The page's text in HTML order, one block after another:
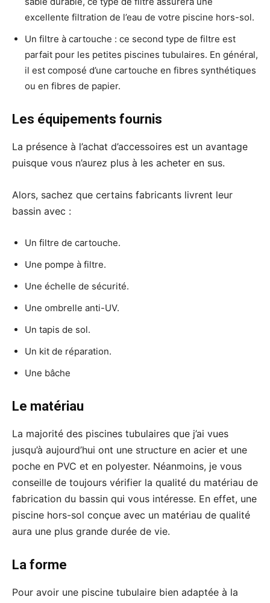
excellente filtration de l’eau de votre piscine hors-sol.
Un filtre à cartouche : ce second type de filtre est
parfait pour les petites piscines tubulaires. En général,
il est composé d’une cartouche en fibres synthétiques
ou en fibres de papier.
Les équipements fournis
La présence à l’achat d’accessoires est un avantage
puisque vous n’aurez plus à les acheter en sus.
Alors, sachez que certains fabricants livrent leur
bassin avec :
Un filtre de cartouche.
Une pompe à filtre.
Une échelle de sécurité.
Une ombrelle anti-UV.
Un tapis de sol.
Un kit de réparation.
Une bâche
Le matériau
La majorité des piscines tubulaires que j’ai vues
jusqu’à aujourd’hui ont une structure en acier et une
poche en PVC et en polyester. Néanmoins, je vous
conseille de toujours vérifier la qualité du matériau de
fabrication du bassin qui vous intéresse. En effet, une
piscine hors-sol conçue avec un matériau de qualité
aura une plus grande durée de vie.
La forme
Pour avoir une piscine tubulaire bien adaptée à la